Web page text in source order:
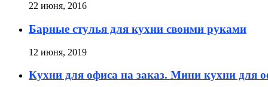
22 июня, 2016
Барные стулья для кухни своими руками
12 июня, 2019
Кухни для офиса на заказ. Мини кухни для